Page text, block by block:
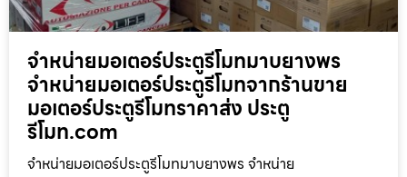
จำหน่ายมอเตอร์ประตูรีโมทมาบยางพร
จำหน่ายมอเตอร์ประตูรีโมทจากร้านขาย
มอเตอร์ประตูรีโมทราคาส่ง ประตู
รีโมท.com
จำหน่ายมอเตอร์ประตูรีโมทมาบยางพร จำหน่าย